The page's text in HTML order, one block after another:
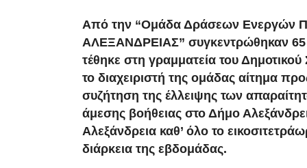
Από την “Ομάδα Δράσεων Ενεργών
ΑΛΕΞΑΝΔΡΕΙΑΣ” συγκεντρώθηκαν 65
τέθηκε στη γραμματεία του
το διαχειριστή της ομάδας αίτημα
συζήτηση της έλλειψης των
άμεσης βοήθειας στο Δήμο
Αλεξάνδρεια καθ’ όλο το
διάρκεια της εβδομάδας.